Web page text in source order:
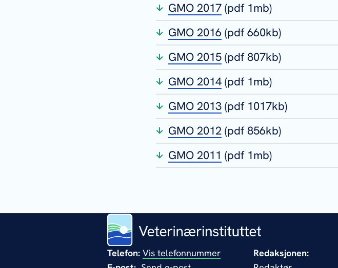
GMO 2017 (pdf 1mb)
GMO 2016 (pdf 660kb)
GMO 2015 (pdf 807kb)
GMO 2014 (pdf 1mb)
GMO 2013 (pdf 1017kb)
GMO 2012 (pdf 856kb)
GMO 2011 (pdf 1mb)
Telefon: Vis telefonnummer
Redaksjonen: